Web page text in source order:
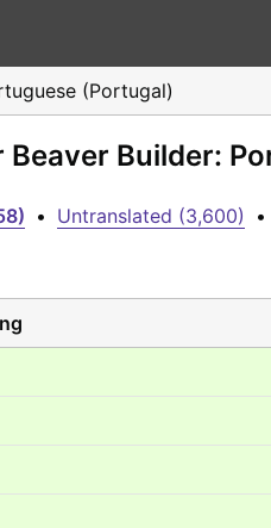
(Portugal)
Builder:
• Untranslated (3,600) •